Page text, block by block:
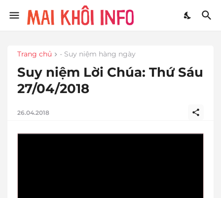
Trang chủ - Suy niệm hàng ngày
Suy niệm Lời Chúa: Thứ Sáu
27/04/2018
26.04.2018